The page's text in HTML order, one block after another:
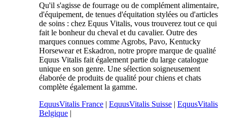
Qu'il s'agisse de fourrage ou de complément alimentaire,
d'équipement, de tenues d'équitation stylées ou d'articles
de soins : chez Equus Vitalis, vous trouverez tout ce qui
fait le bonheur du cheval et du cavalier. Outre des
marques connues comme Agrobs, Pavo, Kentucky
Horsewear et Eskadron, notre propre marque de qualité
Equus Vitalis fait également partie du large catalogue
unique en son genre. Une sélection soigneusement
élaborée de produits de qualité pour chiens et chats
complète également la gamme.
EquusVitalis France | EquusVitalis Suisse | EquusVitalis
Belgique |